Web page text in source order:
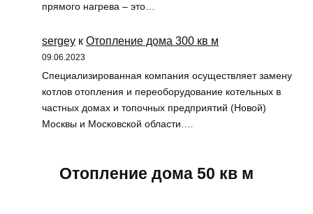
прямого нагрева – это…
sergey к Отопление дома 300 кв м
09.06.2023
Специализированная компания осуществляет замену
котлов отопления и переоборудование котельных в
частных домах и топочных предприятий (Новой)
Москвы и Московской области.…
Отопление дома 50 кв м